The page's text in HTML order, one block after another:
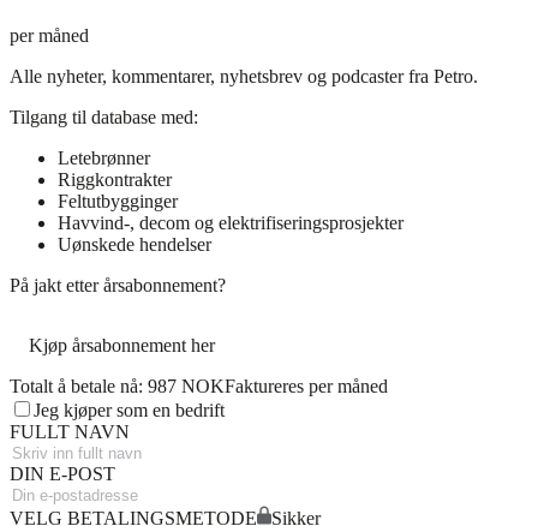
per måned
Alle nyheter, kommentarer, nyhetsbrev og podcaster fra Petro.
Tilgang til database med:
Letebrønner
Riggkontrakter
Feltutbygginger
Havvind-, decom og elektrifiseringsprosjekter
Uønskede hendelser
På jakt etter årsabonnement?
Kjøp årsabonnement her
Totalt å betale nå: 987 NOKFaktureres per måned
Jeg kjøper som en bedrift
FULLT NAVN
DIN E-POST
VELG BETALINGSMETODE Sikker